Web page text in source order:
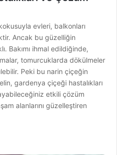
evleri, balkonları
Ancak bu güzelliğin
Bakımı ihmal edildiğinde,
tomurcuklarda dökülmeler
Peki bu narin çiçeğin
gardenya çiçeği hastalıkları
etkili çözüm
alanlarını güzelleştiren